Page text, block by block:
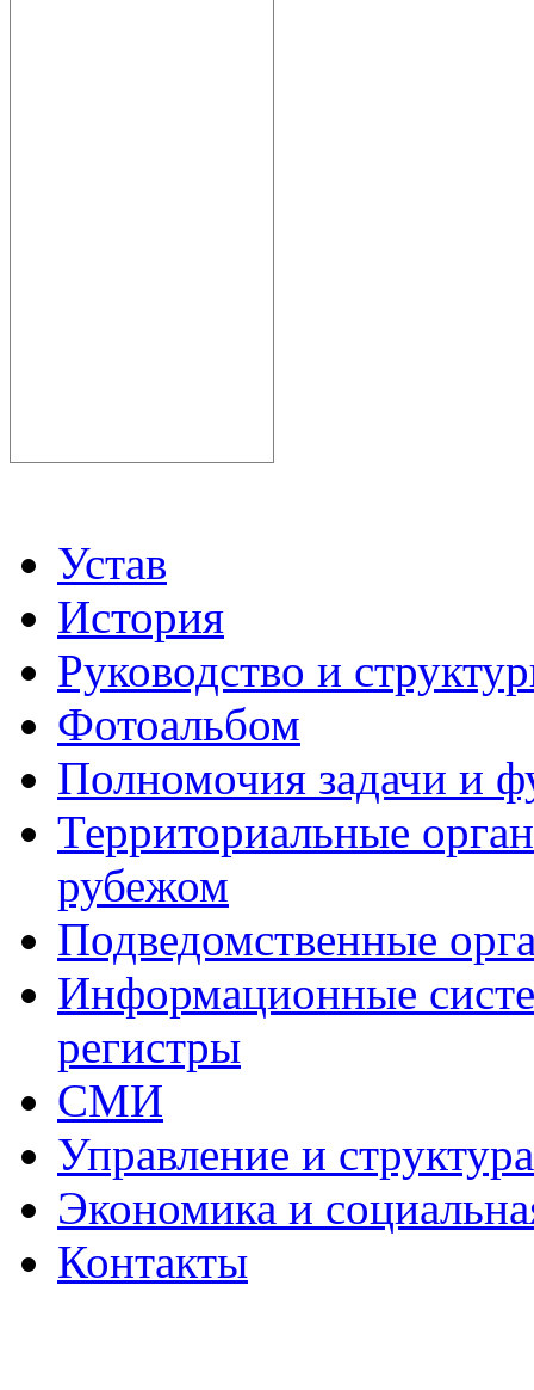
Устав
История
Руководство и
Фотоальбом
Полномочия задачи и
Территориальные
рубежом
Подведомственные
Информационные
регистры
СМИ
Управление и
Экономика и
Контакты